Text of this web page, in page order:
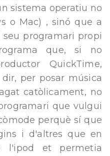
sistema operatiu no
o Mac) , sinó que a
seu programari propi
que, si no
QuickTime,
per posar música
catòlicament, no
que vulgui
perquè sí que
i d'altres que en
l'ipod et permetia